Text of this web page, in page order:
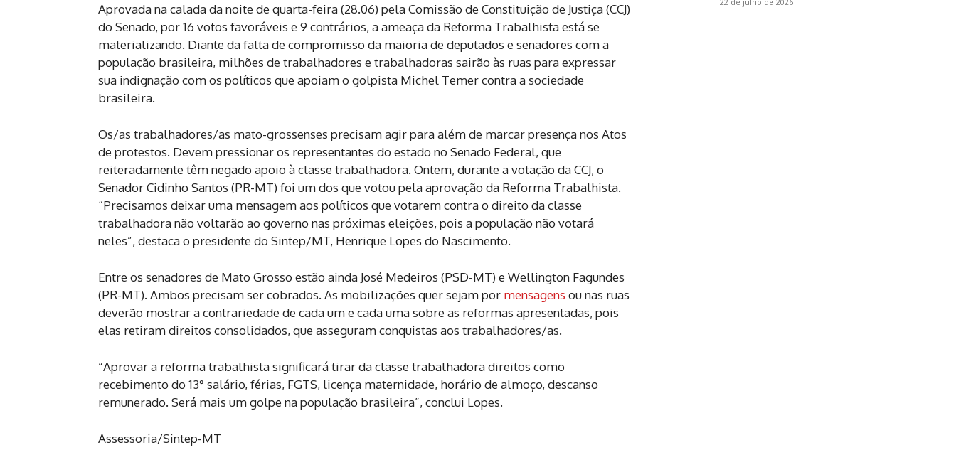
Aprovada na calada da noite de quarta-feira (28.06) pela Comissão de Constituição de Justiça (CCJ)
do Senado, por 16 votos favoráveis e 9 contrários, a ameaça da Reforma Trabalhista está se
materializando. Diante da falta de compromisso da maioria de deputados e senadores com a
população brasileira, milhões de trabalhadores e trabalhadoras sairão às ruas para expressar
sua indignação com os políticos que apoiam o golpista Michel Temer contra a sociedade
brasileira.
Os/as trabalhadores/as mato-grossenses precisam agir para além de marcar presença nos Atos
de protestos. Devem pressionar os representantes do estado no Senado Federal, que
reiteradamente têm negado apoio à classe trabalhadora. Ontem, durante a votação da CCJ, o
Senador Cidinho Santos (PR-MT) foi um dos que votou pela aprovação da Reforma Trabalhista.
“Precisamos deixar uma mensagem aos políticos que votarem contra o direito da classe
trabalhadora não voltarão ao governo nas próximas eleições, pois a população não votará
neles”, destaca o presidente do Sintep/MT, Henrique Lopes do Nascimento.
Entre os senadores de Mato Grosso estão ainda José Medeiros (PSD-MT) e Wellington Fagundes
(PR-MT). Ambos precisam ser cobrados. As mobilizações quer sejam por mensagens ou nas ruas
deverão mostrar a contrariedade de cada um e cada uma sobre as reformas apresentadas, pois
elas retiram direitos consolidados, que asseguram conquistas aos trabalhadores/as.
“Aprovar a reforma trabalhista significará tirar da classe trabalhadora direitos como
recebimento do 13° salário, férias, FGTS, licença maternidade, horário de almoço, descanso
remunerado. Será mais um golpe na população brasileira”, conclui Lopes.
Assessoria/Sintep-MT